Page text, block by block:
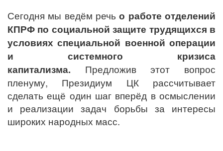
Сегодня мы ведём речьо работе отделений
КПРФ по социальной защите трудящихся в
условиях специальной военной операции
и системного кризиса
капитализма. Предложив этот вопрос
пленуму, Президиум ЦК рассчитывает
сделать ещё один шаг вперёд в осмыслении
и реализации задач борьбы за интересы
широких народных масс.